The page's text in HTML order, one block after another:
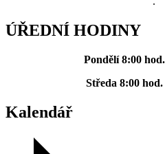
ÚŘEDNÍ HODINY
Pondělí 8:00
Středa 8:00
Kalendář